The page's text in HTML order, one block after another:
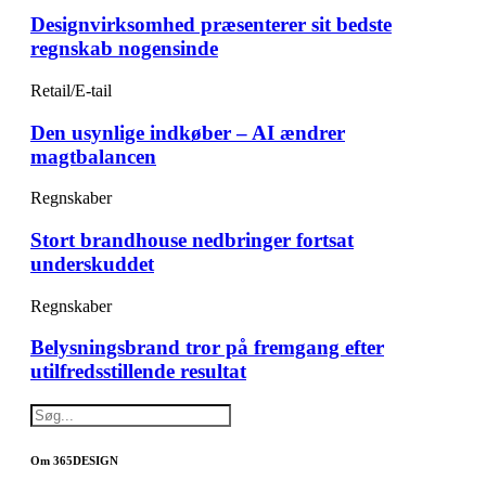
Designvirksomhed præsenterer sit bedste
regnskab nogensinde
Retail/E-tail
Den usynlige indkøber – AI ændrer
magtbalancen
Regnskaber
Stort brandhouse nedbringer fortsat
underskuddet
Regnskaber
Belysningsbrand tror på fremgang efter
utilfredsstillende resultat
Om 365DESIGN